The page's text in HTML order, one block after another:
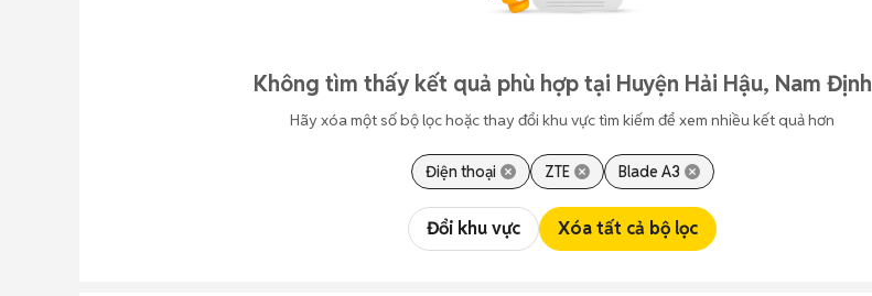
Không tìm thấy kết quả phù hợp tại Huyện Hải Hậu, Nam Định
Hãy xóa một số bộ lọc hoặc thay đổi khu vực tìm kiếm để xem nhiều kết quả hơn
Điện thoại ZTE Blade A3
Đổi khu vực Xóa tất cả bộ lọc